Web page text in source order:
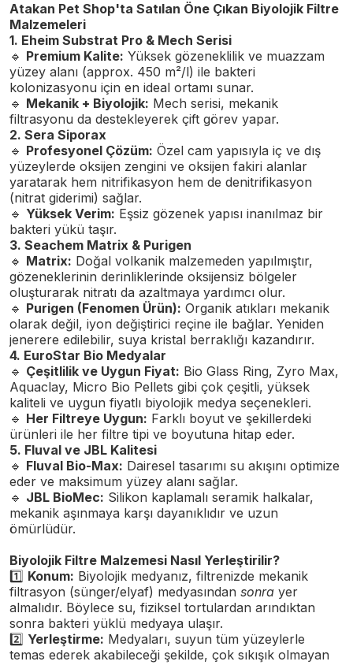
Atakan Pet Shop'ta Satılan Öne Çıkan Biyolojik Filtre
Malzemeleri
1. Eheim Substrat Pro & Mech Serisi
🔹 Premium Kalite: Yüksek gözeneklilik ve muazzam
yüzey alanı (approx. 450 m²/l) ile bakteri
kolonizasyonu için en ideal ortamı sunar.
🔹 Mekanik + Biyolojik: Mech serisi, mekanik
filtrasyonu da destekleyerek çift görev yapar.
2. Sera Siporax
🔹 Profesyonel Çözüm: Özel cam yapısıyla iç ve dış
yüzeylerde oksijen zengini ve oksijen fakiri alanlar
yaratarak hem nitrifikasyon hem de denitrifikasyon
(nitrat giderimi) sağlar.
🔹 Yüksek Verim: Eşsiz gözenek yapısı inanılmaz bir
bakteri yükü taşır.
3. Seachem Matrix & Purigen
🔹 Matrix: Doğal volkanik malzemeden yapılmıştır,
gözeneklerinin derinliklerinde oksijensiz bölgeler
oluşturarak nitratı da azaltmaya yardımcı olur.
🔹 Purigen (Fenomen Ürün): Organik atıkları mekanik
olarak değil, iyon değiştirici reçine ile bağlar. Yeniden
jenerere edilebilir, suya kristal berraklığı kazandırır.
4. EuroStar Bio Medyalar
🔹 Çeşitlilik ve Uygun Fiyat: Bio Glass Ring, Zyro Max,
Aquaclay, Micro Bio Pellets gibi çok çeşitli, yüksek
kaliteli ve uygun fiyatlı biyolojik medya seçenekleri.
🔹 Her Filtreye Uygun: Farklı boyut ve şekillerdeki
ürünleri ile her filtre tipi ve boyutuna hitap eder.
5. Fluval ve JBL Kalitesi
🔹 Fluval Bio-Max: Dairesel tasarımı su akışını optimize
eder ve maksimum yüzey alanı sağlar.
🔹 JBL BioMec: Silikon kaplamalı seramik halkalar,
mekanik aşınmaya karşı dayanıklıdır ve uzun
ömürlüdür.
Biyolojik Filtre Malzemesi Nasıl Yerleştirilir?
1️ Konum: Biyolojik medyanız, filtrenizde mekanik
filtrasyon (sünger/elyaf) medyasından sonra yer
almalıdır. Böylece su, fiziksel tortulardan arındıktan
sonra bakteri yüklü medyaya ulaşır.
2️ Yerleştirme: Medyaları, suyun tüm yüzeylerle
temas ederek akabileceği şekilde, çok sıkışık olmayan